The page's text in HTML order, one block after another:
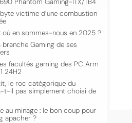
Phantom Gaming-ITX/TB4
victime d’une combustion
où en sommes-nous en 2025 ?
branche Gaming de ses
facultés gaming des PC Arm
24H2
le roc catégorique du
t-il pas simplement choisi de
au minage : le bon coup pour
apacher ?